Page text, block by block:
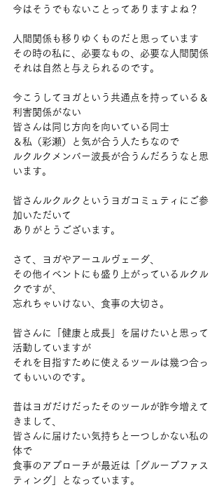
今はそうでもないことってありますよね？
人間関係も移りゆくものだと思っています
その時の私に、必要なもの、必要な人間関係
それは自然と与えられるのです。
今こうしてヨガという共通点を持っている＆
利害関係がない
皆さんは同じ方向を向いている同士
＆私（彩瀬）と気が合う人たちなので
ルクルクメンバー波長が合うんだろうなと思
います。
皆さんルクルクというヨガコミュティにご参
加いただいて
ありがとうございます。
さて、ヨガやアーユルヴェーダ、
その他イベントにも盛り上がっているルクル
クですが、
忘れちゃいけない、食事の大切さ。
皆さんに「健康と成長」を届けたいと思って
活動していますが
それを目指すために使えるツールは幾つ合っ
てもいいのです。
昔はヨガだけだったそのツールが昨今増えて
きまして、
皆さんに届けたい気持ちと一つしかない私の
体で
食事のアプローチが最近は「グループファス
ティング」となっています。